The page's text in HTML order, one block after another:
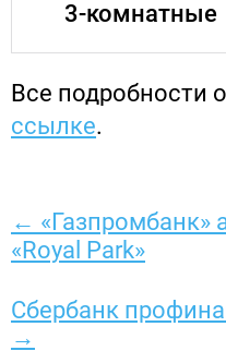
3-комнатные
Все подробности
ссылке.
← «Газпромбанк»
«Royal Park»
Сбербанк
→